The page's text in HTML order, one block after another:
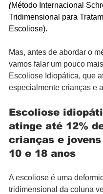
(Método Internacional
Tridimensional para
Escoliose).
Mas, antes de abordar o
vamos falar um pouco
Escoliose Idiopática, que
especialmente crianças e
Escoliose
atinge até 12%
crianças e
10 e 18 anos
A escoliose é uma
tridimensional da coluna